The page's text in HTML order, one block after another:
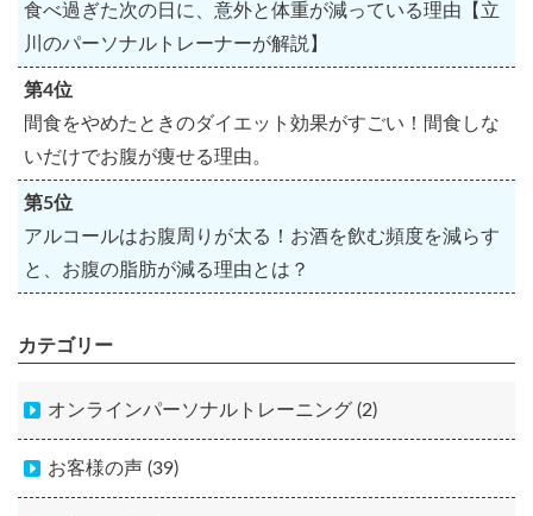
食べ過ぎた次の日に、意外と体重が減っている理由【立
川のパーソナルトレーナーが解説】
第4位
間食をやめたときのダイエット効果がすごい！間食しな
いだけでお腹が痩せる理由。
第5位
アルコールはお腹周りが太る！お酒を飲む頻度を減らす
と、お腹の脂肪が減る理由とは？
カテゴリー
オンラインパーソナルトレーニング (2)
お客様の声 (39)